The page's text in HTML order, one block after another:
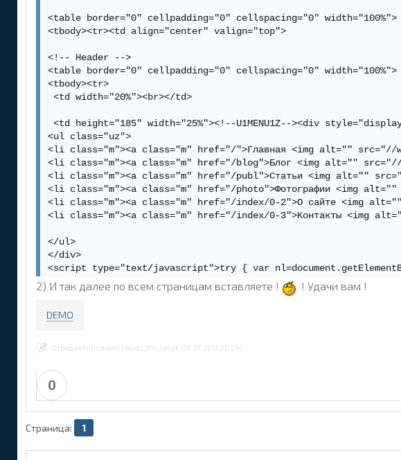
<table border="0" cellpadding="0" cellspacing="0" width="100%">
<tbody><tr><td align="center" valign="top">
<!-- Header -->
<table border="0" cellpadding="0" cellspacing="0" width="100%">
<tbody><tr>
<td width="20%"><br></td>
<td height="185" width="25%"><!--U1MENU1Z--><div
<ul class="uz">
<li class="m"><a class="m" href="/">Главная <img alt=""
<li class="m"><a class="m" href="/blog">Блог <img alt=""
<li class="m"><a class="m" href="/publ">Статьи <img alt=""
<li class="m"><a class="m" href="/photo">Фотографии <img
<li class="m"><a class="m" href="/index/0-2">О сайте <img
<li class="m"><a class="m" href="/index/0-3">Контакты <img
</ul>
</div>
<script type="text/javascript">try { var
<td align="right" height="185" width="25%"><img src="//
<td height="185" width="30%"><img src="//web.ucoz.ru/img/
<!-- /Header -->
<!-- Body -->
<td width="20%"><br></td>
<td colspan="2" height="50%" valign="top">
<table style="border: 1px solid rgb(108, 108, 108);" border="0"
$LAST_NEWS$<p>  </p></td></tr></tbody></table>
2) И так далее по всем страницам вставляете ! ! Удачи вам !
DEMO
Отредактировано papas_tm_serjik (16.01.2012 20:24)
0
Страница: 1